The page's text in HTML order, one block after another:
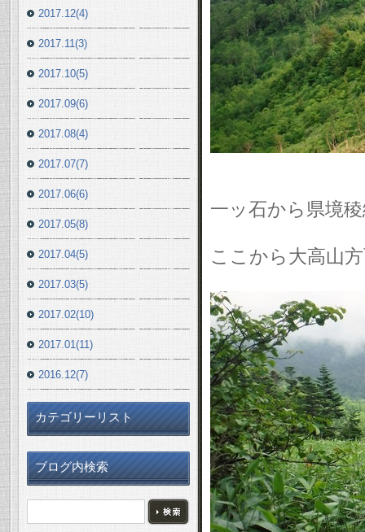
一ッ石から県境
ここから大高山
2017.12(4)
2017.11(3)
2017.10(5)
2017.09(6)
2017.08(4)
2017.07(7)
2017.06(6)
2017.05(8)
2017.04(5)
2017.03(5)
2017.02(10)
2017.01(11)
2016.12(7)
カテゴリーリスト
ブログ内検索